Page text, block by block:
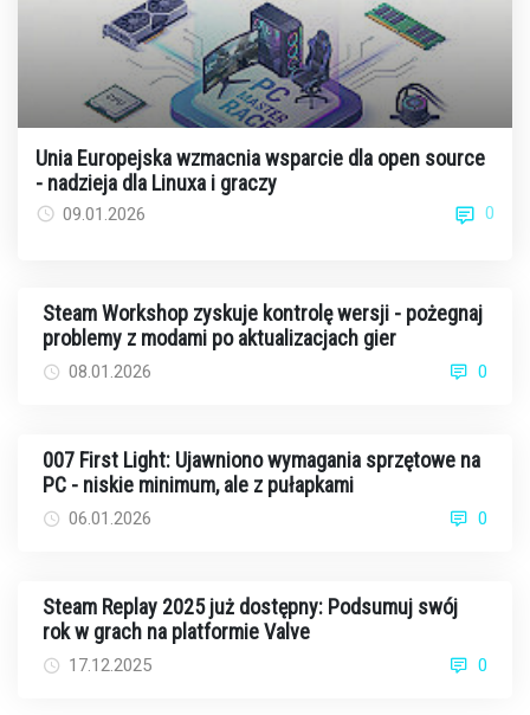
Unia Europejska wzmacnia wsparcie dla open source
- nadzieja dla Linuxa i graczy
09.01.2026 0
Steam Workshop zyskuje kontrolę wersji - pożegnaj
problemy z modami po aktualizacjach gier
08.01.2026 0
007 First Light: Ujawniono wymagania sprzętowe na
PC - niskie minimum, ale z pułapkami
06.01.2026 0
Steam Replay 2025 już dostępny: Podsumuj swój
rok w grach na platformie Valve
17.12.2025 0